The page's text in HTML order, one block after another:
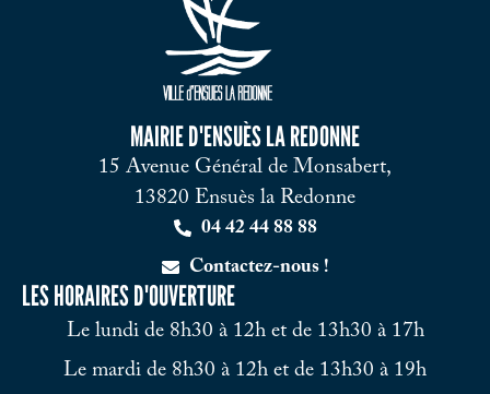
MAIRIE D'ENSUÈS LA REDONNE
15 Avenue Général de Monsabert,
13820 Ensuès la Redonne
04 42 44 88 88
Contactez-nous !
LES HORAIRES D'OUVERTURE
Le lundi de 8h30 à 12h et de 13h30 à 17h
Le mardi de 8h30 à 12h et de 13h30 à 19h